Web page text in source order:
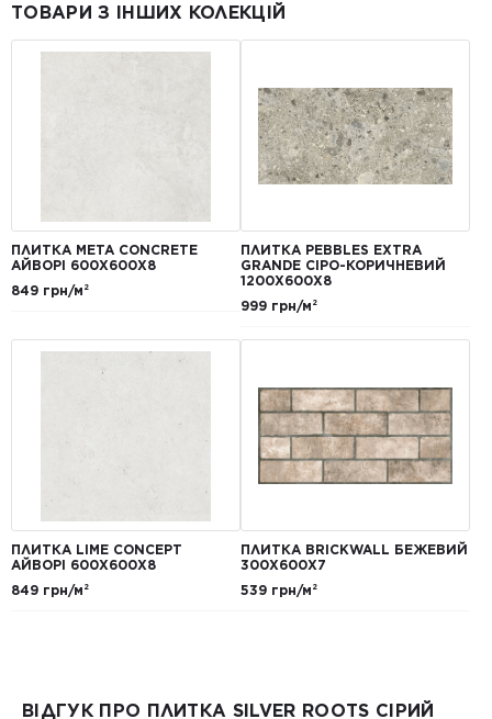
ТОВАРИ З ІНШИХ КОЛЕКЦІЙ
ПЛИТКА META CONCRETE
АЙВОРІ 600Х600Х8
849 грн/м²
ПЛИТКА PEBBLES EXTRA
GRANDE СІРО-КОРИЧНЕВИЙ
1200Х600Х8
999 грн/м²
ПЛИТКА LIME CONCEPT
АЙВОРІ 600Х600Х8
849 грн/м²
ПЛИТКА BRICKWALL БЕЖЕВИЙ
300Х600Х7
539 грн/м²
ВІДГУК ПРО ПЛИТКА SILVER ROOTS СІРИЙ